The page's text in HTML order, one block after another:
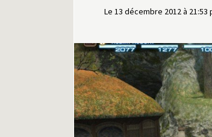
Le 13 décembre 2012 à 21:53